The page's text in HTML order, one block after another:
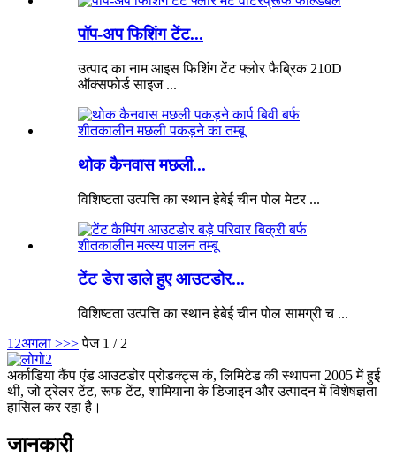
पॉप-अप फिशिंग टेंट...
उत्पाद का नाम आइस फिशिंग टेंट फ्लोर फैब्रिक 210D
ऑक्सफोर्ड साइज ...
थोक कैनवास मछली...
विशिष्टता उत्पत्ति का स्थान हेबेई चीन पोल मेटर ...
टेंट डेरा डाले हुए आउटडोर...
विशिष्टता उत्पत्ति का स्थान हेबेई चीन पोल सामग्री च ...
1 2अगला >>> पेज 1 / 2
अर्काडिया कैंप एंड आउटडोर प्रोडक्ट्स कं, लिमिटेड की स्थापना 2005 में हुई
थी, जो ट्रेलर टेंट, रूफ टेंट, शामियाना के डिजाइन और उत्पादन में विशेषज्ञता
हासिल कर रहा है।
जानकारी